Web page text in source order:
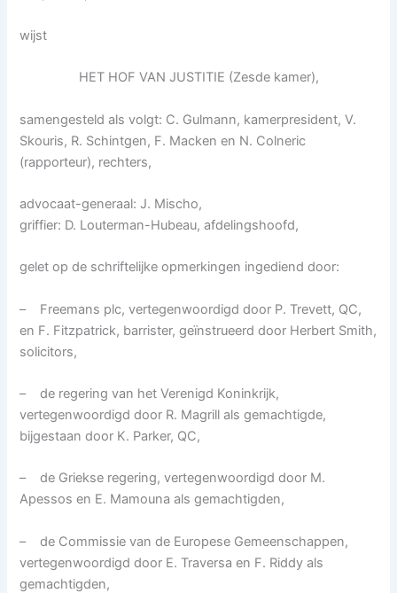
wijst
HET HOF VAN JUSTITIE (Zesde kamer),
samengesteld als volgt: C. Gulmann, kamerpresident, V.
Skouris, R. Schintgen, F. Macken en N. Colneric
(rapporteur), rechters,
advocaat-generaal: J. Mischo,
griffier: D. Louterman-Hubeau, afdelingshoofd,
gelet op de schriftelijke opmerkingen ingediend door:
– Freemans plc, vertegenwoordigd door P. Trevett, QC,
en F. Fitzpatrick, barrister, geïnstrueerd door Herbert Smith,
solicitors,
– de regering van het Verenigd Koninkrijk,
vertegenwoordigd door R. Magrill als gemachtigde,
bijgestaan door K. Parker, QC,
– de Griekse regering, vertegenwoordigd door M.
Apessos en E. Mamouna als gemachtigden,
– de Commissie van de Europese Gemeenschappen,
vertegenwoordigd door E. Traversa en F. Riddy als
gemachtigden,